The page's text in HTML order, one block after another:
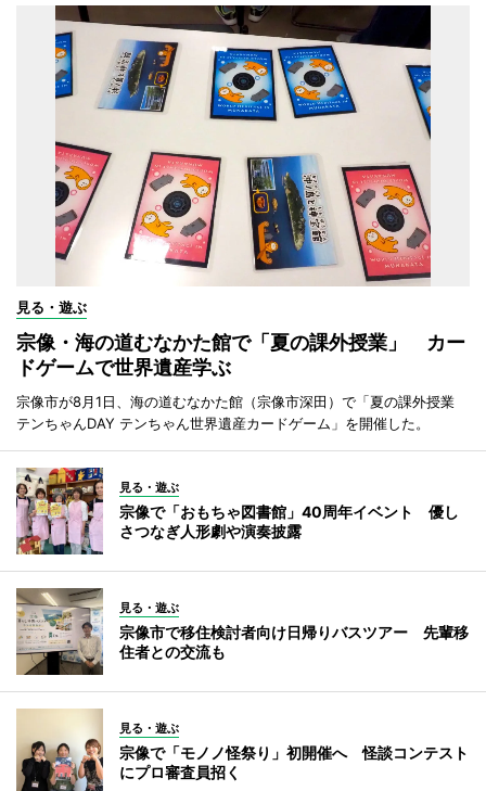
見る・遊ぶ
宗像・海の道むなかた館で「夏の課外授業」 カー
ドゲームで世界遺産学ぶ
宗像市が8月1日、海の道むなかた館（宗像市深田）で「夏の課外授業
テンちゃんDAY テンちゃん世界遺産カードゲーム」を開催した。
見る・遊ぶ
宗像で「おもちゃ図書館」40周年イベント 優し
さつなぎ人形劇や演奏披露
見る・遊ぶ
宗像市で移住検討者向け日帰りバスツアー 先輩移
住者との交流も
見る・遊ぶ
宗像で「モノノ怪祭り」初開催へ 怪談コンテスト
にプロ審査員招く